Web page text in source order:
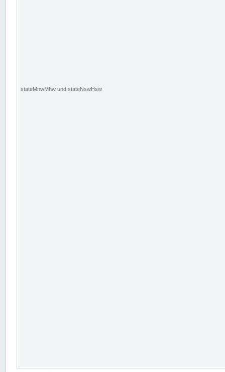
stateMnwMhw und stateNswHsw